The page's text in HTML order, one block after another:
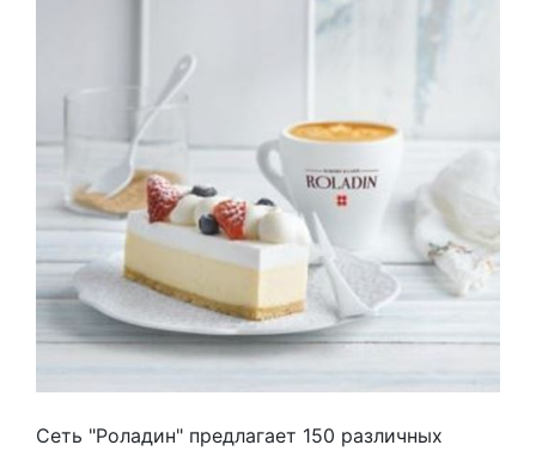
Сеть "Роладин" предлагает 150 различных